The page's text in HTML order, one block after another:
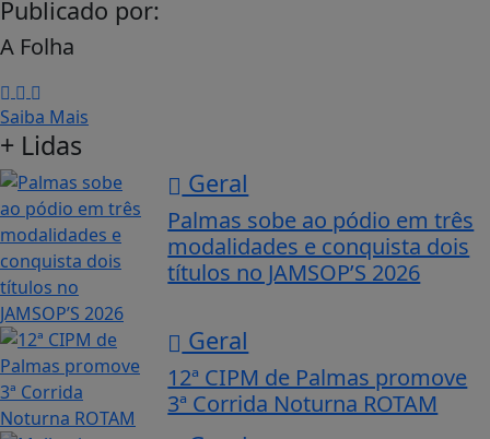
Publicado por:
A Folha
Saiba Mais
+ Lidas
Geral
Palmas sobe ao pódio em três
modalidades e conquista dois
títulos no JAMSOP’S 2026
Geral
12ª CIPM de Palmas promove
3ª Corrida Noturna ROTAM